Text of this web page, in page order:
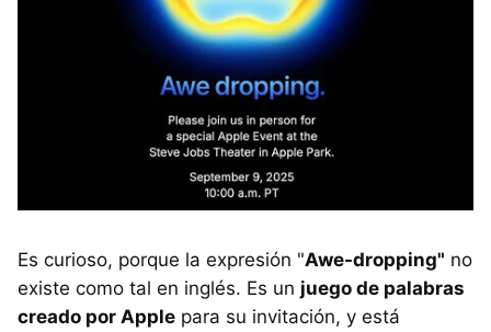
Es curioso, porque la expresión "Awe-dropping" no
existe como tal en inglés. Es un juego de palabras
creado por Apple para su invitación, y está